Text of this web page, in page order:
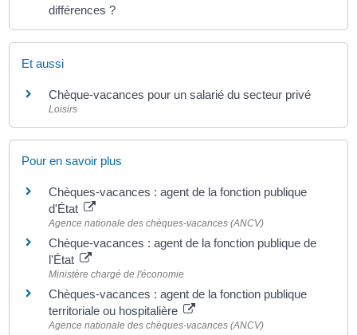
différences ?
Et aussi
Chèque-vacances pour un salarié du secteur privé
Loisirs
Pour en savoir plus
Chèques-vacances : agent de la fonction publique
d'État
Agence nationale des chèques-vacances (ANCV)
Chèque-vacances : agent de la fonction publique de
l'État
Ministère chargé de l'économie
Chèques-vacances : agent de la fonction publique
territoriale ou hospitalière
Agence nationale des chèques-vacances (ANCV)